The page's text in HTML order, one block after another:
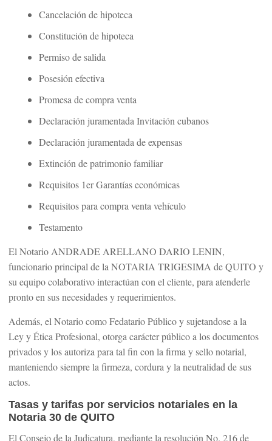
Cancelación de hipoteca
Constitución de hipoteca
Permiso de salida
Posesión efectiva
Promesa de compra venta
Declaración juramentada Invitación cubanos
Declaración juramentada de expensas
Extinción de patrimonio familiar
Requisitos 1er Garantías económicas
Requisitos para compra venta vehículo
Testamento
El Notario ANDRADE ARELLANO DARIO LENIN,
funcionario principal de la NOTARIA TRIGESIMA de QUITO y
su equipo colaborativo interactúan con el cliente, para atenderle
pronto en sus necesidades y requerimientos.
Además, el Notario como Fedatario Público y sujetandose a la
Ley y Ética Profesional, otorga carácter público a los documentos
privados y los autoriza para tal fin con la firma y sello notarial,
manteniendo siempre la firmeza, cordura y la neutralidad de sus
actos.
Tasas y tarifas por servicios notariales en la
Notaria 30 de QUITO
El Consejo de la Judicatura, mediante la resolución No. 216 de